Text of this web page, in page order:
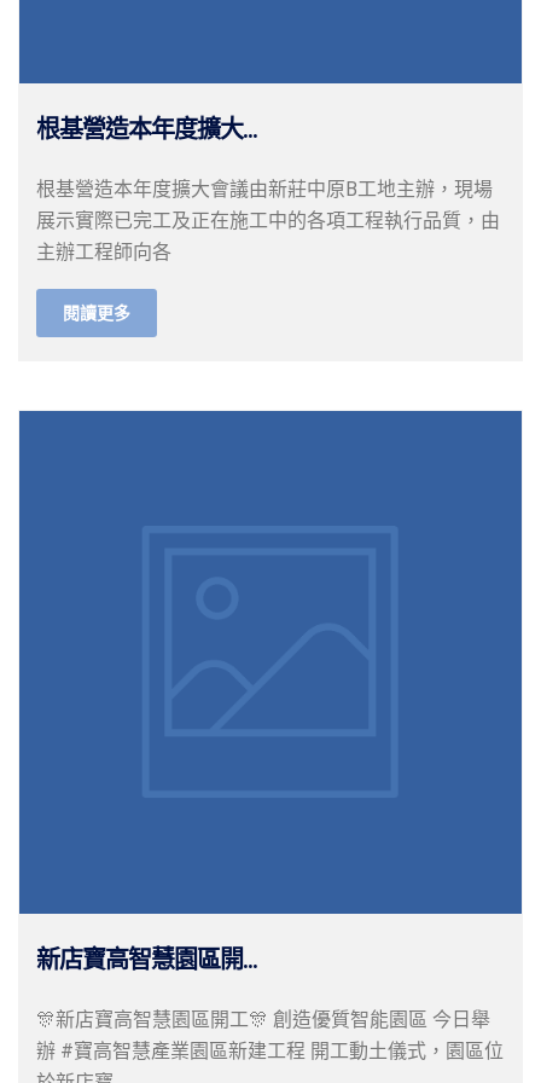
根基營造本年度擴大...
根基營造本年度擴大會議由新莊中原B工地主辦，現場
展示實際已完工及正在施工中的各項工程執行品質，由
主辦工程師向各
閱讀更多
新店寶高智慧園區開...
🎊新店寶高智慧園區開工🎊 創造優質智能園區 今日舉
辦 #寶高智慧產業園區新建工程 開工動土儀式，園區位